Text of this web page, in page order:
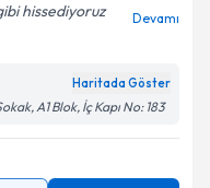
hissediyoruz
Devamı
Haritada Göster
A1 Blok, İç Kapı No: 183